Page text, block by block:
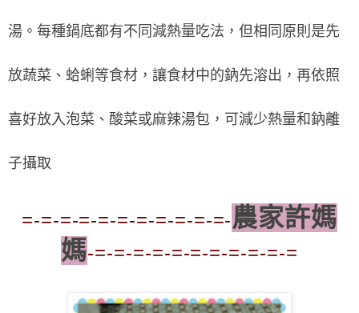
湯。每種鍋底都有不同減熱量吃法，但相同原則是先
放蔬菜、蛤蜊等食材，讓食材中的鈉先溶出，再依照
喜好放入泡菜、酸菜或麻辣湯包，可減少熱量和鈉離
子攝取
=-=-=-=-=-=-=-=-=-=-=-農家許媽
媽-=-=-=-=-=-=-=-=-=-=-=